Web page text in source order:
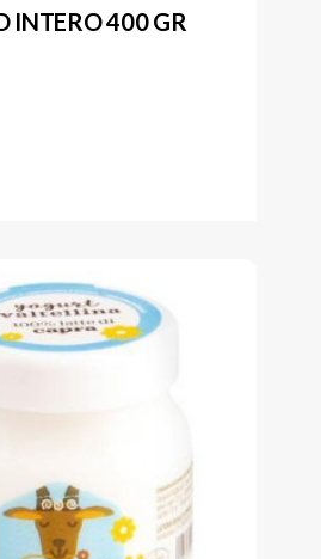
INTERO 400 GR